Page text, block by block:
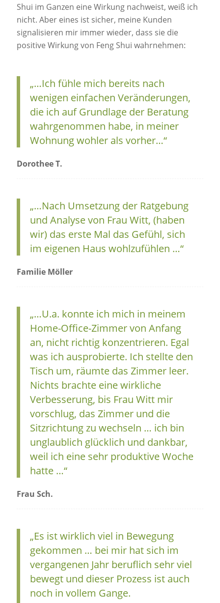
Shui im Ganzen eine Wirkung nachweist, weiß ich
nicht. Aber eines ist sicher, meine Kunden
signalisieren mir immer wieder, dass sie die
positive Wirkung von Feng Shui wahrnehmen:
„…Ich fühle mich bereits nach
wenigen einfachen Veränderungen,
die ich auf Grundlage der Beratung
wahrgenommen habe, in meiner
Wohnung wohler als vorher…“
Dorothee T.
„…Nach Umsetzung der Ratgebung
und Analyse von Frau Witt, (haben
wir) das erste Mal das Gefühl, sich
im eigenen Haus wohlzufühlen …“
Familie Möller
„…U.a. konnte ich mich in meinem
Home-Office-Zimmer von Anfang
an, nicht richtig konzentrieren. Egal
was ich ausprobierte. Ich stellte den
Tisch um, räumte das Zimmer leer.
Nichts brachte eine wirkliche
Verbesserung, bis Frau Witt mir
vorschlug, das Zimmer und die
Sitzrichtung zu wechseln … ich bin
unglaublich glücklich und dankbar,
weil ich eine sehr produktive Woche
hatte …“
Frau Sch.
„Es ist wirklich viel in Bewegung
gekommen … bei mir hat sich im
vergangenen Jahr beruflich sehr viel
bewegt und dieser Prozess ist auch
noch in vollem Gange.